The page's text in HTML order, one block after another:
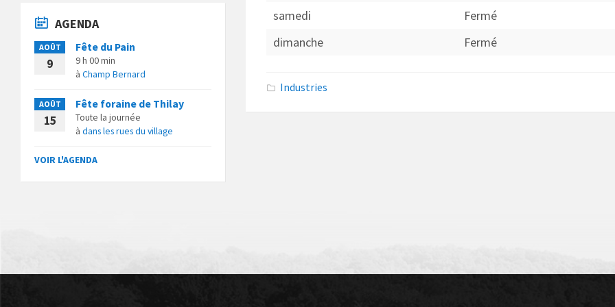
samedi
Fermé
dimanche
Fermé
Industries
AGENDA
AOÛT
9
Fête du Pain
9 h 00 min
à Champ Bernard
AOÛT
15
Fête foraine de Thilay
Toute la journée
à dans les rues du village
VOIR L'AGENDA